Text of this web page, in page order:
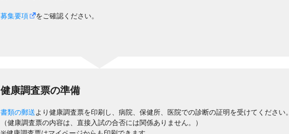
募集要項 をご確認ください。
健康調査票の準備
書類の郵送より健康調査票を印刷し、病院、保健所、医院での診断の証明を受けてください。
（健康調査票の内容は、直接入試の合否には関係ありません。）